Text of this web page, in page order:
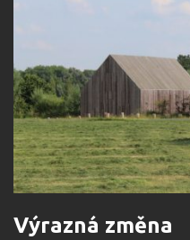
Výrazná změna